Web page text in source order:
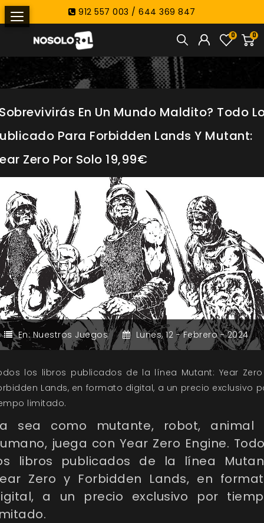
912 557 003 / 644 369 847
0
0
En Un Mundo Maldito? Todo
Para Forbidden Lands Y Mutant:
Zero Por Solo 19,99€
En:Nuestros Juegos Lunes,12 -Febrero -2024
los libros publicados de la línea Mutant: Year
Lands, en formato digital, a un precio exclusivo
limitado.
sea como mutante, robot, animal
juega con Year Zero Engine.
libros publicados de la línea
Zero y Forbidden Lands, en
a un precio exclusivo por